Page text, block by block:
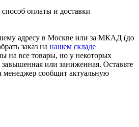
оплаты и доставки
адресу в Москве или за МКАД (до
заказ на нашем складе
на все товары, но у некоторых
или заниженная. Оставьте
менеджер сообщит актуальную